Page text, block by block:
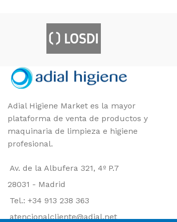
Adial Higiene Market es la mayor
plataforma de venta de productos y
maquinaria de limpieza e higiene
profesional.
Av. de la Albufera 321, 4º P.7
28031 - Madrid
Tel.: +34 913 238 363
atencionalcliente@adial.net